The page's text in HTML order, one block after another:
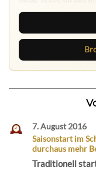
7. August 2016
Saisonstart im
durchaus mehr
Traditionell